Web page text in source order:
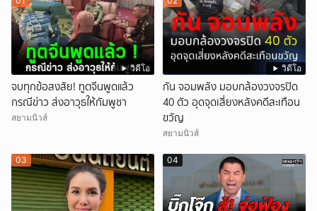
วิดีโอ
จบทุกข้อสงสัย! ทูตจีนพูดแล้ว
กรณีข่าว ส่งอาวุธให้กัมพูชา
สยามนิวส์
วิดีโอ
กัน จอมพลัง มอบกล้องวงจรปิด
40 ตัว อุดจุดเสี่ยงหลังคดีสะเทือน
ขวัญ
สยามนิวส์
03 04